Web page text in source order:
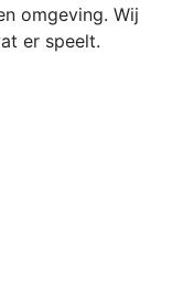
omgeving. Wij
er speelt.